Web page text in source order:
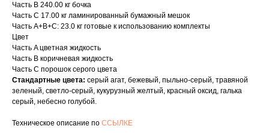
Часть B 240.00 кг бочка
Часть C 17.00 кг ламинированный бумажный мешок
Часть A+B+C: 23.0 кг готовые к использованию комплекты
Цвет
Часть A цветная жидкость
Часть B коричневая жидкость
Часть C порошок серого цвета
Стандартные цвета: серый агат, бежевый, пыльно-серый, травяной
зеленый, светло-серый, кукурузный желтый, красный оксид, галька
серый, небесно голубой.
Техническое описание по ССЫЛКЕ